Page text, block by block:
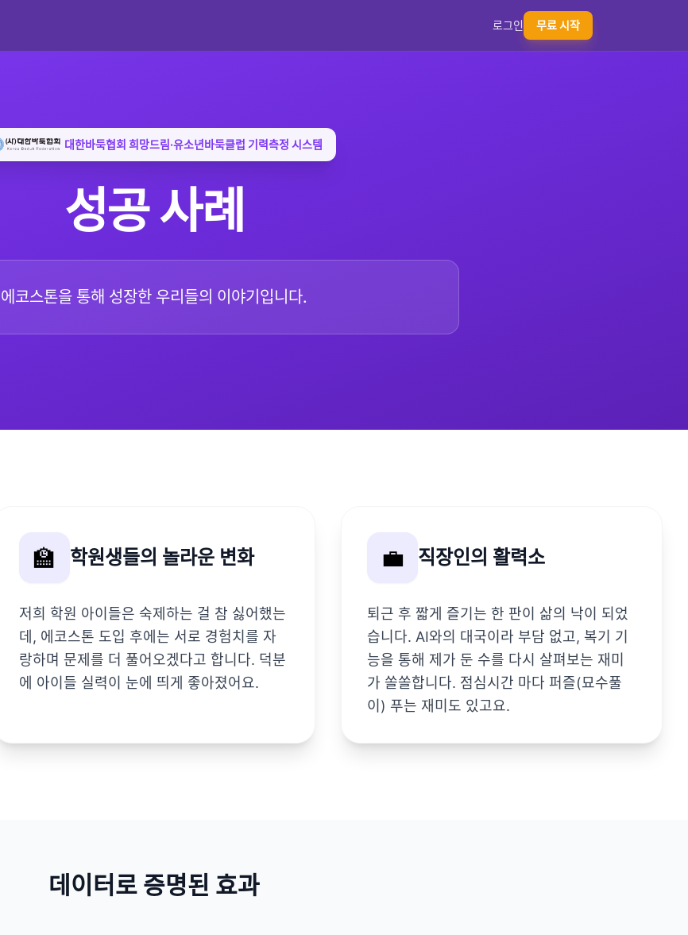
로그인 무료 시작
대한바둑협회 희망드림·유소년바둑클럽 기력측정 시스템
성공 사례
에코스톤을 통해 성장한 우리들의 이야기입니다.
🏫 학원생들의 놀라운 변화
저희 학원 아이들은 숙제하는 걸 참 싫어했는
데, 에코스톤 도입 후에는 서로 경험치를 자
랑하며 문제를 더 풀어오겠다고 합니다. 덕분
에 아이들 실력이 눈에 띄게 좋아졌어요.
💼 직장인의 활력소
퇴근 후 짧게 즐기는 한 판이 삶의 낙이 되었
습니다. AI와의 대국이라 부담 없고, 복기 기
능을 통해 제가 둔 수를 다시 살펴보는 재미
가 쏠쏠합니다. 점심시간 마다 퍼즐(묘수풀
이) 푸는 재미도 있고요.
데이터로 증명된 효과